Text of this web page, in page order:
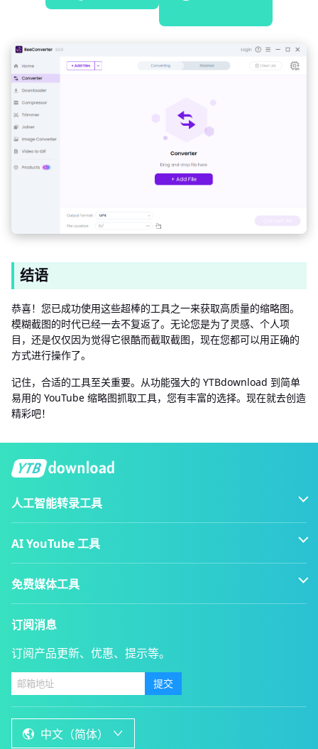
结语
恭喜！您已成功使用这些超棒的工具之一来获取高质量的缩略图。
模糊截图的时代已经一去不复返了。无论您是为了灵感、个人项
目，还是仅仅因为觉得它很酷而截取截图，现在您都可以用正确的
方式进行操作了。
记住，合适的工具至关重要。从功能强大的 YTBdownload 到简单
易用的 YouTube 缩略图抓取工具，您有丰富的选择。现在就去创造
精彩吧！
人工智能转录工具
AI YouTube 工具
免费媒体工具
订阅消息
订阅产品更新、优惠、提示等。
提交
中文（简体）